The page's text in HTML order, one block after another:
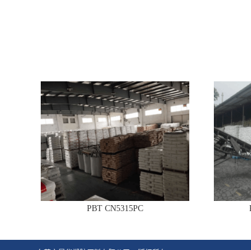
PBT CN5315PC